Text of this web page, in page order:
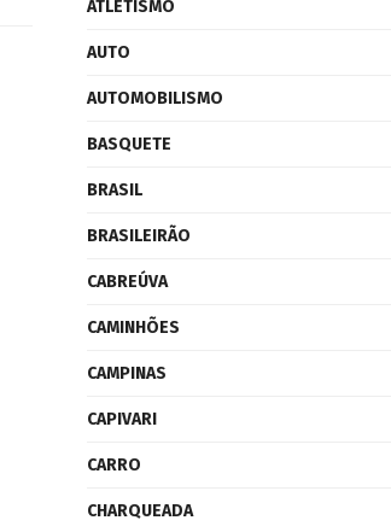
ATLETISMO
AUTO
AUTOMOBILISMO
BASQUETE
BRASIL
BRASILEIRÃO
CABREÚVA
CAMINHÕES
CAMPINAS
CAPIVARI
CARRO
CHARQUEADA